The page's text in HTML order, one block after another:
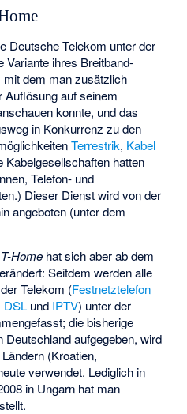
Deutsche Telekom unter der
Variante ihres Breitband-
mit dem man zusätzlich
Auflösung auf seinem
konnte, und das
in Konkurrenz zu den
Terrestrik, Kabel
Kabelgesellschaften hatten
Telefon- und
Dieser Dienst wird von der
angeboten (unter dem
T-Home hat sich aber ab dem
Seitdem werden alle
Telekom (Festnetztelefon
DSL und IPTV) unter der
die bisherige
Deutschland aufgegeben, wird
(Kroatien,
verwendet. Lediglich in
in Ungarn hat man